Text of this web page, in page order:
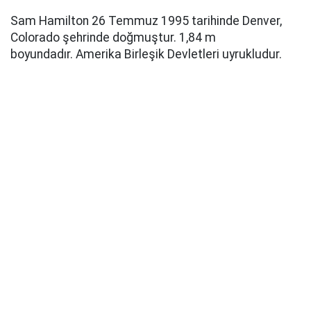
Sam Hamilton 26 Temmuz 1995 tarihinde Denver,
Colorado şehrinde doğmuştur. 1,84 m
boyundadır. Amerika Birleşik Devletleri uyrukludur.